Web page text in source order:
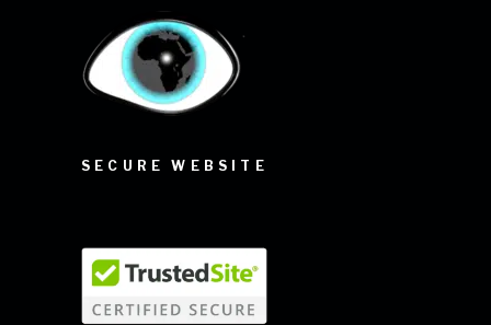
SECURE WEBSITE